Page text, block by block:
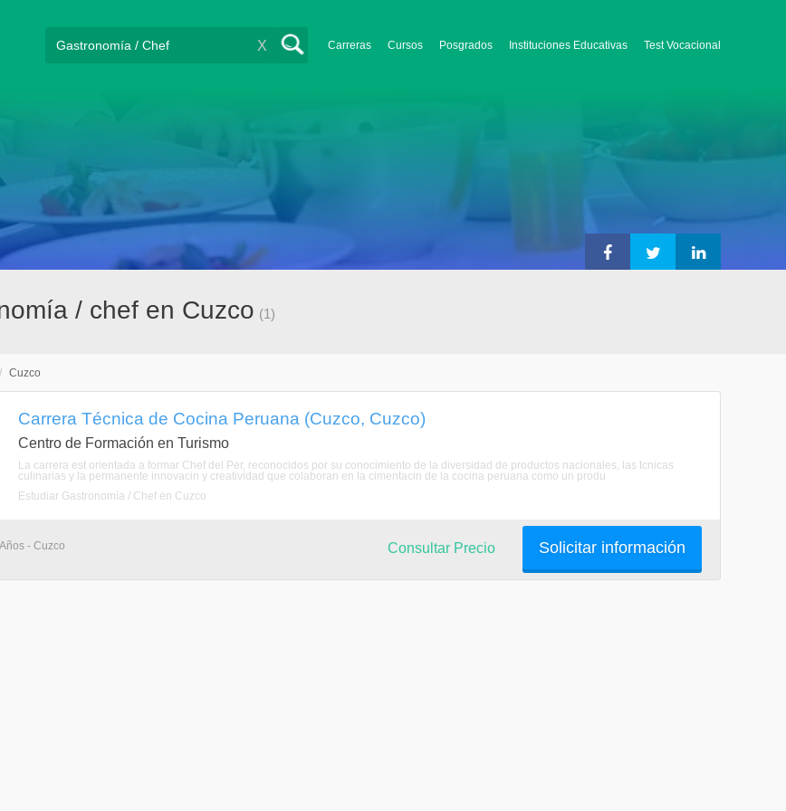
Carreras Cursos Posgrados Instituciones Educativas Test Vocacional
X
/ chef en Cuzco (1)
/ Cuzco
Carrera Técnica de Cocina Peruana (Cuzco, Cuzco)
Centro de Formación en Turismo
La carrera est orientada a formar Chef del Per, reconocidos por su conocimiento de la diversidad de productos nacionales, las tcnicas
culinarias y la permanente innovacin y creatividad que colaboran en la cimentacin de la cocina peruana como un produ
Estudiar Gastronomía / Chef en Cuzco
- Cuzco Solicitar información
Consultar Precio